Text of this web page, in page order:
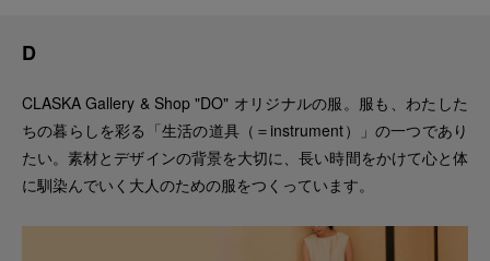
D
CLASKA Gallery & Shop "DO" オリジナルの服。服も、わたした
ちの暮らしを彩る「生活の道具（＝instrument）」の一つであり
たい。素材とデザインの背景を大切に、長い時間をかけて心と体
に馴染んでいく大人のための服をつくっています。